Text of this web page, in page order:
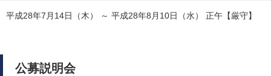
平成28年7月14日（木） ～ 平成28年8月10日（水） 正午【厳守】
公募説明会